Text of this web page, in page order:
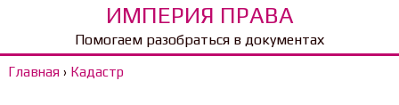
ИМПЕРИЯ ПРАВА
Помогаем разобраться в документах
Главная› Кадастр